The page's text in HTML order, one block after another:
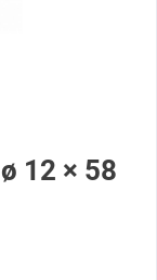
12 × 58